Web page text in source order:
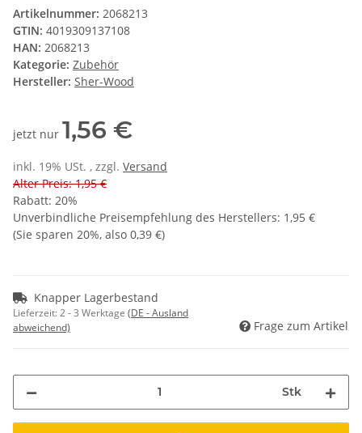
Artikelnummer: 2068213
GTIN: 4019309137108
HAN: 2068213
Kategorie: Zubehör
Hersteller: Sher-Wood
jetzt nur 1,56 €
inkl. 19% USt. , zzgl. Versand
Alter Preis: 1,95 €
Rabatt: 20%
Unverbindliche Preisempfehlung des Herstellers: 1,95 €
(Sie sparen 20%, also 0,39 €)
Knapper Lagerbestand
Lieferzeit:2 - 3 Werktage (DE - Ausland
abweichend)
Frage zum Artikel
Stk